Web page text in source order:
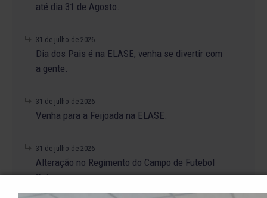
até dia 31 de Agosto.
31 de julho de 2026
Dia dos Pais é na ELASE, venha se divertir com
a gente.
31 de julho de 2026
Venha para a Feijoada na ELASE.
31 de julho de 2026
Alteração no Regimento do Campo de Futebol
Suíço.